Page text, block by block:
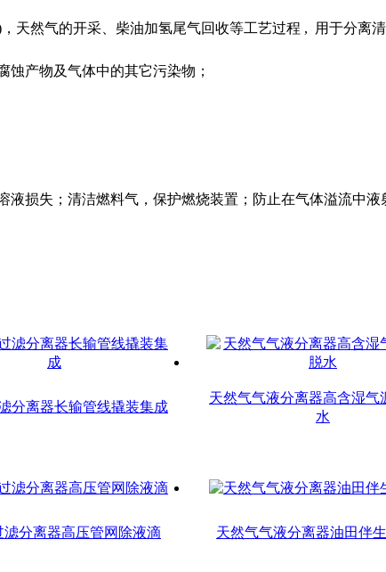
然气的开采、柴油加氢尾气回收等工艺过程 , 用于分离
产物及气体中的其它污染物；
损失；清洁燃料气，保护燃烧装置；防止在气体溢流中液
分离器长输管线撬装集成
天然气气液分离器高含湿气
水
滤分离器高压管网除液滴 天然气气液分离器油田伴